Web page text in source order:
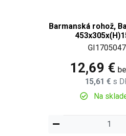
Barmanská rohož,
12,69 €
15,61 € s
Na